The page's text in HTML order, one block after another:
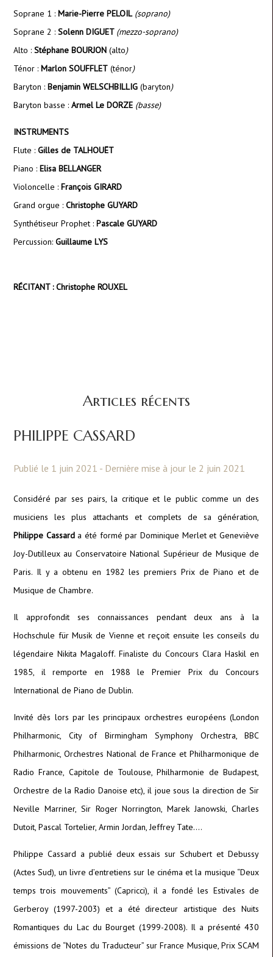
Soprane 1 : Marie-Pierre PELOIL (soprano)
Soprane 2 : Solenn DIGUET (mezzo-soprano)
Alto : Stéphane BOURJON (alto)
Ténor : Marlon SOUFFLET (ténor)
Baryton : Benjamin WELSCHBILLIG (baryton)
Baryton basse : Armel Le DORZE (basse)
INSTRUMENTS
Flute : Gilles de TALHOUËT
Piano : Elisa BELLANGER
Violoncelle : François GIRARD
Grand orgue : Christophe GUYARD
Synthétiseur Prophet : Pascale GUYARD
Percussion: Guillaume LYS
RÉCITANT : Christophe ROUXEL
Articles récents
PHILIPPE CASSARD
Publié le 1 juin 2021 - Dernière mise à jour le 2 juin 2021
Considéré par ses pairs, la critique et le public comme un des
musiciens les plus attachants et complets de sa génération,
Philippe Cassarda été formé par Dominique Merlet et Geneviève
Joy-Dutilleux au Conservatoire National Supérieur de Musique de
Paris. Il y a obtenu en 1982 les premiers Prix de Piano et de
Musique de Chambre.
Il approfondit ses connaissances pendant deux ans à la
Hochschule für Musik de Vienne et reçoit ensuite les conseils du
légendaire Nikita Magaloff. Finaliste du Concours Clara Haskil en
1985, il remporte en 1988 le Premier Prix du Concours
International de Piano de Dublin.
Invité dès lors par les principaux orchestres européens (London
Philharmonic, City of Birmingham Symphony Orchestra, BBC
Philharmonic, Orchestres National de France et Philharmonique de
Radio France, Capitole de Toulouse, Philharmonie de Budapest,
Orchestre de la Radio Danoise etc), il joue sous la direction de Sir
Neville Marriner, Sir Roger Norrington, Marek Janowski, Charles
Dutoit, Pascal Tortelier, Armin Jordan, Jeffrey Tate….
Philippe Cassard a publié deux essais sur Schubert et Debussy
(Actes Sud), un livre d’entretiens sur le cinéma et la musique “Deux
temps trois mouvements” (Capricci), il a fondé les Estivales de
Gerberoy (1997-2003) et a été directeur artistique des Nuits
Romantiques du Lac du Bourget (1999-2008). Il a présenté 430
émissions de “Notes du Traducteur” sur France Musique, Prix SCAM